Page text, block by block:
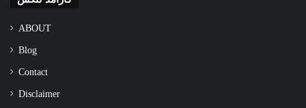
ABOUT
Blog
Contact
Disclaimer